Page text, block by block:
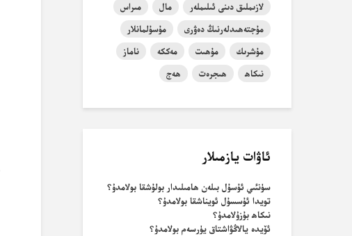
لازىملىق دىنى ئىلىملەر
مال
مىراس
مۇجتەھىدلەرنىڭ دەۋرى
مۇسۇلمانلار
مۇشرىك
مۇھىت مەككە
ناماز
نىكاھ
ھىجرەت ھەج
ئاۋات يازمىلار
سۈنئىي ئۇسۇل بىلەن ھامىلىدار بولۇشقا بولامدۇ؟
تويدا ئۇسسۇل ئويناشقا بولامدۇ؟
نىكاھ بۇزۇلامدۇ؟
ئۆيدە يالاڭۋاشتاق يۈرسەم بولامدۇ؟